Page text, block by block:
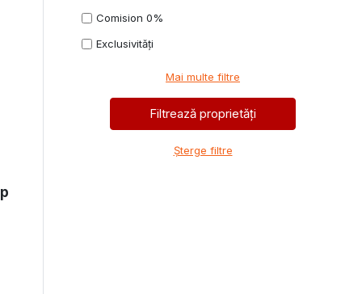
Comision 0%
Exclusivități
Mai multe filtre
Șterge filtre